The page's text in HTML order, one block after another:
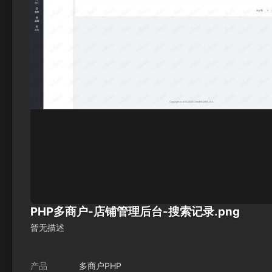
PHP多商户-店铺管理后台-搜索记录.png
暂无描述
产品 多商户PHP